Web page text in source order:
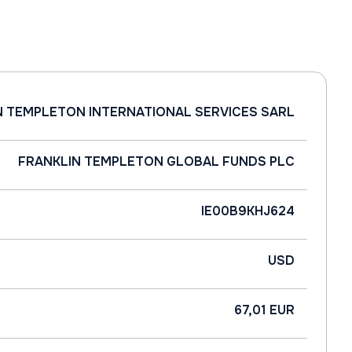
TEMPLETON INTERNATIONAL SERVICES SARL
FRANKLIN TEMPLETON GLOBAL FUNDS PLC
IE00B9KHJ624
USD
67,01 EUR